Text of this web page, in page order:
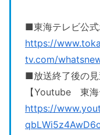
■東海テレビ公
https://
tv.com/
■放送終了後の
【Youtube 東海
https://